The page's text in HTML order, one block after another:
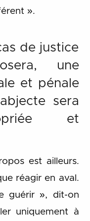
».
de justice
une
et pénale
sera
et
est ailleurs.
réagir en aval.
guérir », dit-on
uniquement à